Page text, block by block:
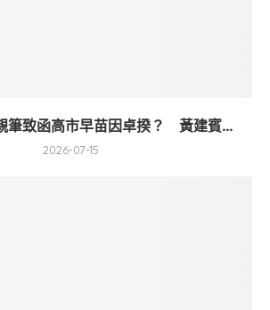
筆致函高市早苗因卓揆？ 黃建賓...
2026-07-15